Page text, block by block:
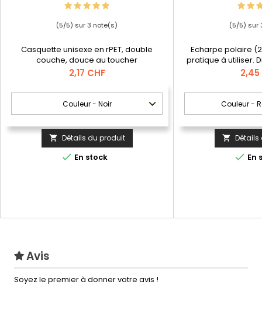
(5/5) sur3 note(s)
Casquette unisexe en rPET, double
couche, douce au toucher
Prix
2,17 CHF
 Détails du produit
 En stock
(5/5) sur
Echarpe polaire
pratique à utiliser.
large
Prix
2,45
 Détails
 En
Avis
Soyez le premier à donner votre avis !